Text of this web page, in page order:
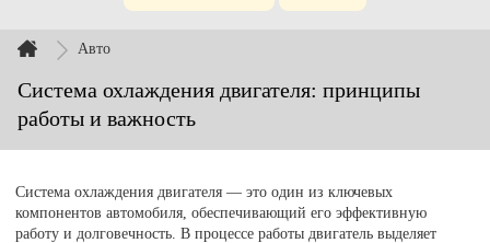
Авто
Система охлаждения двигателя: принципы
работы и важность
Система охлаждения двигателя — это один из ключевых
компонентов автомобиля, обеспечивающий его эффективную
работу и долговечность. В процессе работы двигатель выделяет